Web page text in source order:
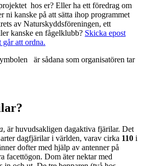
hos er? Eller ha ett föredrag om
ni kanske på att sätta ihop programmet
av Naturskyddsföreningen, ett
kanske en fågelklubb? Skicka epost
går att ordna.
är sådana som organisatören tar
, är huvudsakligen dagaktiva fjärilar. Det
dagfjärilar i världen, varav cirka 110 i
dofter med hjälp av antenner på
facettögon. Dom äter nektar med